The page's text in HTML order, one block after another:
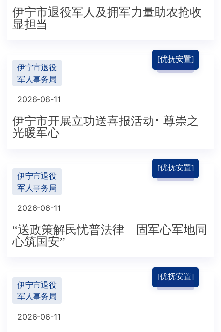
伊宁市退役军人及拥军力量助农抢收
显担当
[优抚安置]
伊宁市退役
军人事务局
2026-06-11
伊宁市开展立功送喜报活动⠂尊崇之
光暖军心
[优抚安置]
伊宁市退役
军人事务局
2026-06-11
“送政策解民忧普法律 固军心军地同
心筑国安”
[优抚安置]
伊宁市退役
军人事务局
2026-06-11